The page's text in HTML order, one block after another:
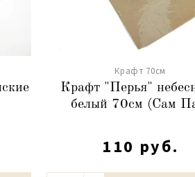
Крафт 70см
Крафт "Перья"
белый 70см (Сам
110 руб.